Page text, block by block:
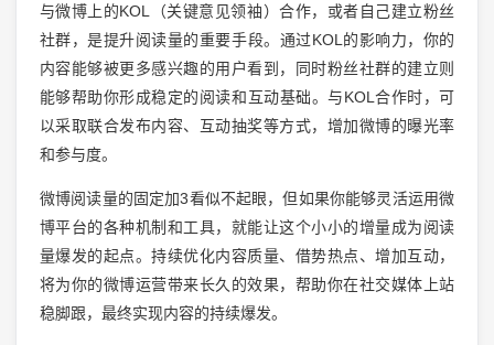
与微博上的KOL（关键意见领袖）合作，或者自己建立粉丝
社群，是提升阅读量的重要手段。通过KOL的影响力，你的
内容能够被更多感兴趣的用户看到，同时粉丝社群的建立则
能够帮助你形成稳定的阅读和互动基础。与KOL合作时，可
以采取联合发布内容、互动抽奖等方式，增加微博的曝光率
和参与度。
微博阅读量的固定加3看似不起眼，但如果你能够灵活运用微
博平台的各种机制和工具，就能让这个小小的增量成为阅读
量爆发的起点。持续优化内容质量、借势热点、增加互动，
将为你的微博运营带来长久的效果，帮助你在社交媒体上站
稳脚跟，最终实现内容的持续爆发。